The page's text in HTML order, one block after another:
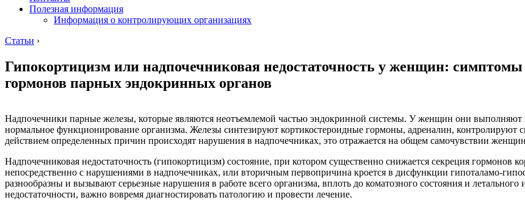
Полезная информация
Информация о контролирующих организациях
Статьи ›
Гипокортицизм или надпочечниковая недостаточность у женщин: симптомы
гормонов парных эндокринных органов
Надпочечники парные железы, которые являются неотъемлемой частью эндокринной системы. У женщин они
нормальное функционирование организма. Железы синтезируют кортикостероидные гормоны, адреналин, контролируют
действием определенных причин происходят нарушения в надпочечниках, это отражается на общем самочувствии
Надпочечниковая недостаточность (гипокортицизм) состояние, при котором существенно снижается секреция
непосредственно с нарушениями в надпочечниках, или вторичным первопричина кроется в дисфункции гипоталамо-
разнообразны и вызывают серьезные нарушения в работе всего организма, вплоть до коматозного состояния и
недостаточности, важно вовремя диагностировать патологию и провести лечение.